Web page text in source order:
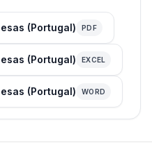
(Portugal) PDF
(Portugal) EXCEL
(Portugal) WORD